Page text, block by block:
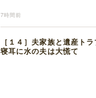
7時間前
［１４］夫家族と遺産ト
寝耳に水の夫は大慌て